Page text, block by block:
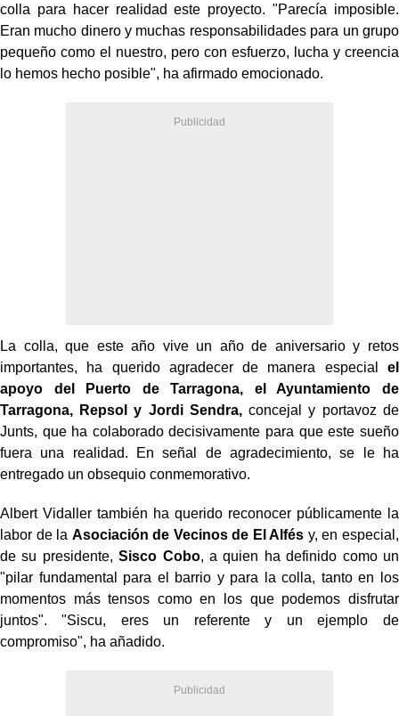
colla para hacer realidad este proyecto. "Parecía imposible.
Eran mucho dinero y muchas responsabilidades para un grupo
pequeño como el nuestro, pero con esfuerzo, lucha y creencia
lo hemos hecho posible", ha afirmado emocionado.
La colla, que este año vive un año de aniversario y retos
importantes, ha querido agradecer de manera especial el
apoyo del Puerto de Tarragona, el Ayuntamiento de
Tarragona, Repsol y Jordi Sendra,concejal y portavoz de
Junts, que ha colaborado decisivamente para que este sueño
fuera una realidad. En señal de agradecimiento, se le ha
entregado un obsequio conmemorativo.
Albert Vidaller también ha querido reconocer públicamente la
labor de la Asociación de Vecinos de El Alfés y, en especial,
de su presidente,Sisco Cobo, a quien ha definido como un
"pilar fundamental para el barrio y para la colla, tanto en los
momentos más tensos como en los que podemos disfrutar
juntos". "Siscu, eres un referente y un ejemplo de
compromiso", ha añadido.